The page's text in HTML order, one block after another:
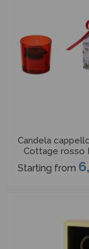
Candela
Cottage rosso
Starting from